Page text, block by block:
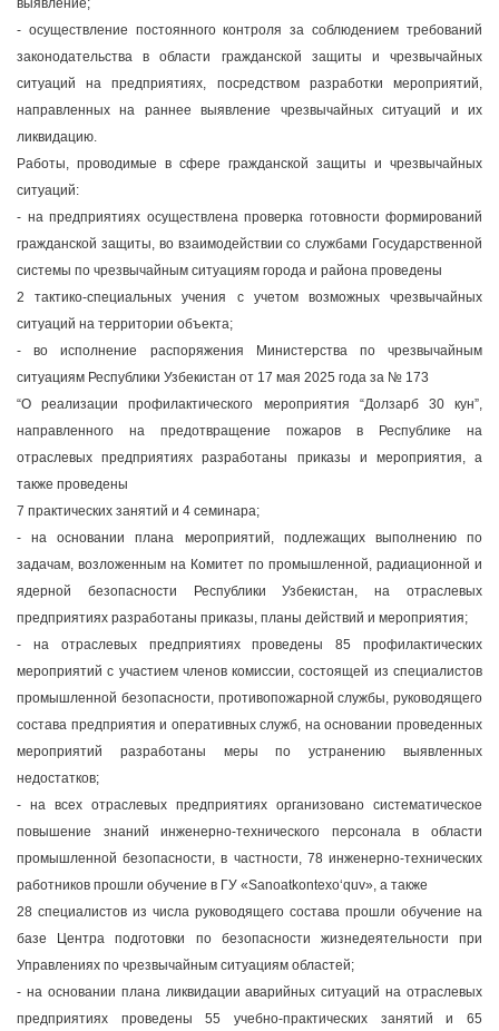
выявление;
- осуществление постоянного контроля за соблюдением требований
законодательства в области гражданской защиты и чрезвычайных
ситуаций на предприятиях, посредством разработки мероприятий,
направленных на раннее выявление чрезвычайных ситуаций и их
ликвидацию.
Работы, проводимые в сфере гражданской защиты и чрезвычайных
ситуаций:
- на предприятиях осуществлена проверка готовности формирований
гражданской защиты, во взаимодействии со службами Государственной
системы по чрезвычайным ситуациям города и района проведены
2 тактико-специальных учения с учетом возможных чрезвычайных
ситуаций на территории объекта;
- во исполнение распоряжения Министерства по чрезвычайным
ситуациям Республики Узбекистан от 17 мая 2025 года за № 173
“О реализации профилактического мероприятия “Долзарб 30 кун”,
направленного на предотвращение пожаров в Республике на
отраслевых предприятиях разработаны приказы и мероприятия, а
также проведены
7 практических занятий и 4 семинара;
- на основании плана мероприятий, подлежащих выполнению по
задачам, возложенным на Комитет по промышленной, радиационной и
ядерной безопасности Республики Узбекистан, на отраслевых
предприятиях разработаны приказы, планы действий и мероприятия;
- на отраслевых предприятиях проведены 85 профилактических
мероприятий с участием членов комиссии, состоящей из специалистов
промышленной безопасности, противопожарной службы, руководящего
состава предприятия и оперативных служб, на основании проведенных
мероприятий разработаны меры по устранению выявленных
недостатков;
- на всех отраслевых предприятиях организовано систематическое
повышение знаний инженерно-технического персонала в области
промышленной безопасности, в частности, 78 инженерно-технических
работников прошли обучение в ГУ «Sanoatkontexo‘quv», а также
28 специалистов из числа руководящего состава прошли обучение на
базе Центра подготовки по безопасности жизнедеятельности при
Управлениях по чрезвычайным ситуациям областей;
- на основании плана ликвидации аварийных ситуаций на отраслевых
предприятиях проведены 55 учебно-практических занятий и 65